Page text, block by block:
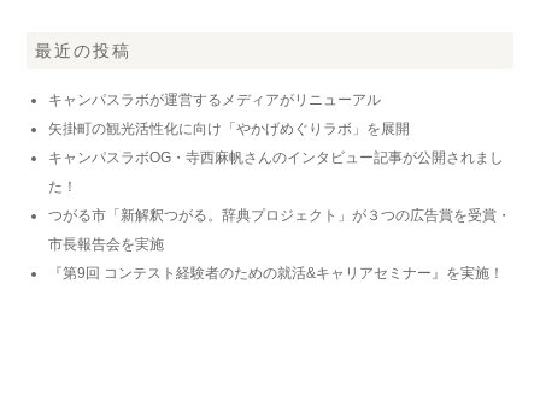
最近の投稿
キャンパスラボが運営するメディアがリニューアル
矢掛町の観光活性化に向け「やかげめぐりラボ」を展開
キャンパスラボOG・寺西麻帆さんのインタビュー記事が公開されまし
た！
つがる市「新解釈つがる。辞典プロジェクト」が３つの広告賞を受賞・
市長報告会を実施
『第9回 コンテスト経験者のための就活&キャリアセミナー』を実施！